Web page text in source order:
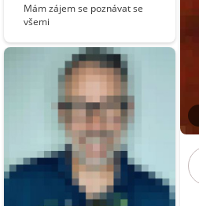
Mám zájem se poznávat se
všemi